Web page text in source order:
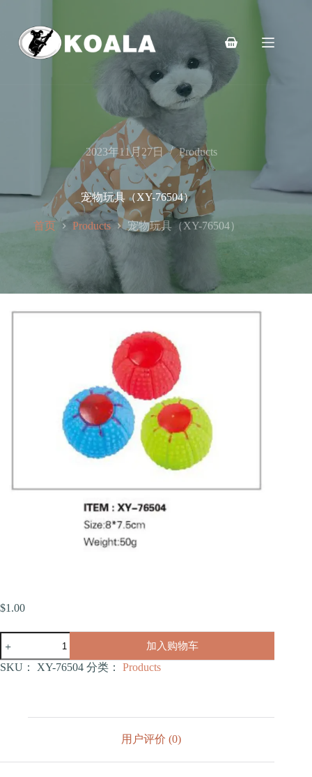
购
车
2023年11月27日 Products
宠物玩具（XY-76504）
首页 Products 宠物玩具（XY-76504）
$1.00
物
玩
加入购物车
SKU： XY-76504 分类： Products
用户评价 (0)